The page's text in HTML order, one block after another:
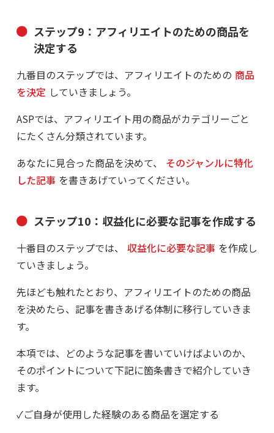
ステップ9：アフィリエイトのための商品を
決定する
九番目のステップでは、アフィリエイトのための 商品
を決定 していきましょう。
ASPでは、アフィリエイト用の商品がカテゴリーごと
にたくさん分類されています。
あなたに見合った商品を決めて、
そのジャンルに特化
した記事 を書きあげていってください。
ステップ10：収益化に必要な記事を作成する
十番目のステップでは、 収益化に必要な記事 を作成し
ていきましょう。
先ほども触れたとおり、アフィリエイトのための商品
を決めたら、記事を書きあげる体制に移行していきま
す。
本項では、どのような記事を書いていけばよいのか、
そのポイントについて下記に箇条書きで紹介していき
ます。
✓ご自身が使用した経験のある商品を選定する